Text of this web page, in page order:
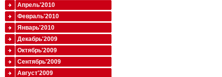
Апрель'2010
Февраль'2010
Январь'2010
Декабрь'2009
Октябрь'2009
Сентябрь'2009
Август'2009